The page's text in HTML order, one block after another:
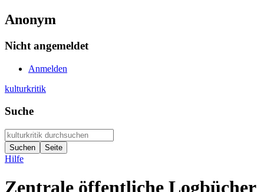
Anonym
Nicht angemeldet
Anmelden
kulturkritik
Suche
Hilfe
Zentrale öffentliche Logbücher